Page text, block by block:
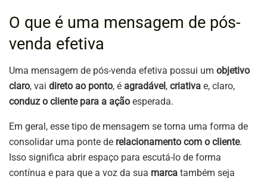
O que é uma mensagem de pós-
venda efetiva
Uma mensagem de pós-venda efetiva possui um objetivo
claro, vai direto ao ponto, é agradável, criativa e, claro,
conduz o cliente para a ação esperada.
Em geral, esse tipo de mensagem se torna uma forma de
consolidar uma ponte de relacionamento com o cliente.
Isso significa abrir espaço para escutá-lo de forma
contínua e para que a voz da sua marca também seja